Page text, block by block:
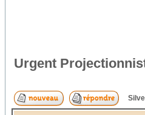
Urgent